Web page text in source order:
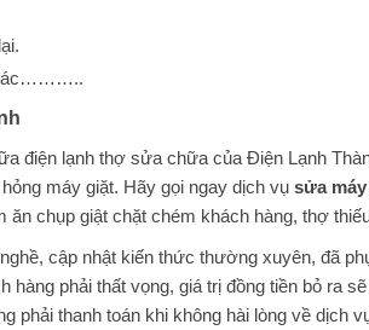
điện lạnh thợ sửa chữa của Điện Lạnh
máy giặt. Hãy gọi ngay dịch vụ sửa
ăn chụp giật chặt chém khách hàng, thợ
cập nhật kiến thức thường xuyên, đã
hàng phải thất vọng, giá trị đồng tiền bỏ ra
phải thanh toán khi không hài lòng về dịch